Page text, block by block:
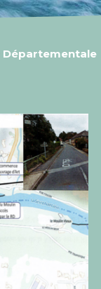
Départementale